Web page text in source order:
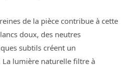
de la pièce contribue à cette
doux, des neutres
subtils créent un
lumière naturelle filtre à